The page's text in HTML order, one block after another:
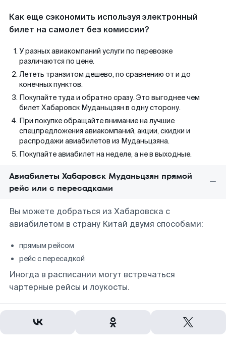
Как еще сэкономить используя электронный
билет на самолет без комиссии?
У разных авиакомпаний услуги по перевозке
различаются по цене.
Лететь транзитом дешево, по сравнению от и до
конечных пунктов.
Покупайте туда и обратно сразу. Это выгоднее чем
билет Хабаровск Муданьцзян в одну сторону.
При покупке обращайте внимание на лучшие
спецпредложения авиакомпаний, акции, скидки и
распродажи авиабилетов из Муданьцзяна.
Покупайте авиабилет на неделе, а не в выходные.
Авиабилеты Хабаровск Муданьцзян прямой
рейс или с пересадками
Вы можете добраться из Хабаровска с
авиабилетом в страну Китай двумя способами:
прямым рейсом
рейс с пересадкой
Иногда в расписании могут встречаться
чартерные рейсы и лоукосты.